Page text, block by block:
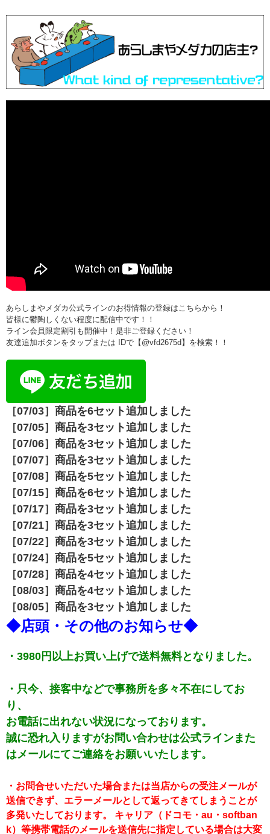
あらしまやメダカ公式ラインのお得情報の登録はこちらから！
皆様に鬱陶しくない程度に配信中です！！
ライン会員限定割引も開催中！是非ご登録ください！
友達追加ボタンをタップまたは IDで【@vfd2675d】を検索！！
［07/03］商品を6セット追加しました
［07/05］商品を3セット追加しました
［07/06］商品を3セット追加しました
［07/07］商品を3セット追加しました
［07/08］商品を5セット追加しました
［07/15］商品を6セット追加しました
［07/17］商品を3セット追加しました
［07/21］商品を3セット追加しました
［07/22］商品を3セット追加しました
［07/24］商品を5セット追加しました
［07/28］商品を4セット追加しました
［08/03］商品を4セット追加しました
［08/05］商品を3セット追加しました
◆店頭・その他のお知らせ◆
・3980円以上お買い上げで送料無料となりました。
・只今、接客中などで事務所を多々不在にしてお
り、
お電話に出れない状況になっております。
誠に恐れ入りますがお問い合わせは公式ラインまた
はメールにてご連絡をお願いいたします。
・お問合せいただいた場合または当店からの受注メールが
送信できず、エラーメールとして返ってきてしまうことが
多発いたしております。 キャリア（ドコモ・au・softban
k）等携帯電話のメールを送信先に指定している場合は大変